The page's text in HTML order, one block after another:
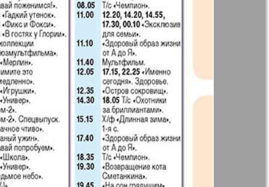
77 78
83
Дом и семья
газета
Еврейская
панорама
Жизнь женщины
Идеальная фирма